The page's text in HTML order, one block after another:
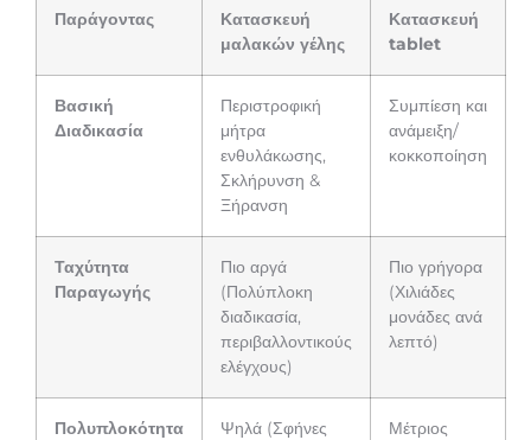
Παράγοντας
Κατασκευή
μαλακών γέλης
Κατασκευή
tablet
Βασική
Διαδικασία
Περιστροφική
μήτρα
ενθυλάκωσης,
Σκλήρυνση &
Ξήρανση
Συμπίεση και
ανάμειξη/
κοκκοποίηση
Ταχύτητα
Παραγωγής
Πιο αργά
(Πολύπλοκη
διαδικασία,
περιβαλλοντικούς
ελέγχους)
Πιο γρήγορα
(Χιλιάδες
μονάδες ανά
λεπτό)
Πολυπλοκότητα
Ψηλά (Σφήνες
Μέτριος